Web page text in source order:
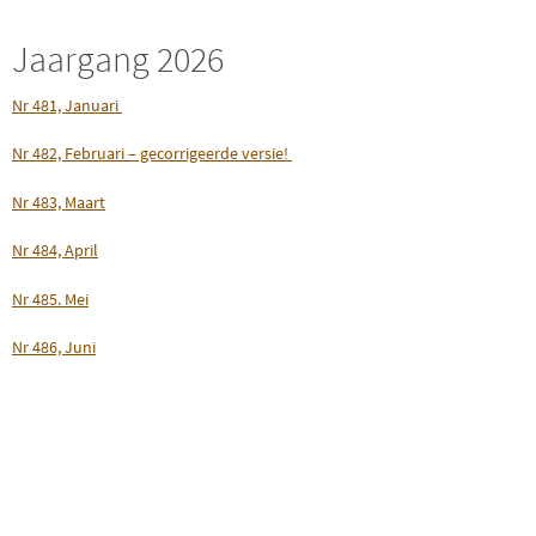
Jaargang 2026
Nr 481, Januari
Nr 482, Februari – gecorrigeerde versie!
Nr 483, Maart
Nr 484, April
Nr 485. Mei
Nr 486, Juni